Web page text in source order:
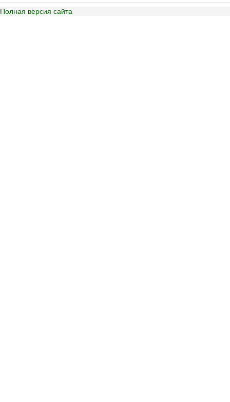
Полная версия сайта